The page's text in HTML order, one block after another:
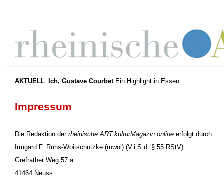
AKTUELL Ich, Gustave CourbetEin Highlight in Essen
Impressum
Die Redaktion der rheinische ART.kulturMagazin online erfolgt durch
Irmgard F. Ruhs-Woitschützke (ruwoi) (V.i.S.d. § 55 RStV)
Grefrather Weg 57 a
41464 Neuss